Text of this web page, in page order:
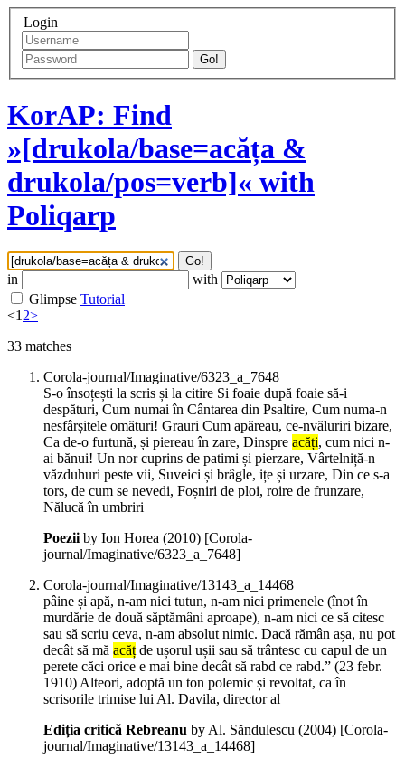
Login
Go!
KorAP: Find
»[drukola/base=acăța &
drukola/pos=verb]« with
Poliqarp
Go!
in
with
Glimpse Tutorial
<12>
33 matches
Corola-journal/Imaginative/6323_a_7648
S-o însoțești la scris și la citire Si foaie după foaie să-i
despături, Cum numai în Cântarea din Psaltire, Cum numa-n
nesfârșitele omături! Grauri Cum apăreau, ce-nvăluriri bizare,
Ca de-o furtună, și piereau în zare, Dinspre acăți, cum nici n-
ai bănui! Un nor cuprins de patimi și pierzare, Vârtelniță-n
văzduhuri peste vii, Suveici și brâgle, ițe și urzare, Din ce s-a
tors, de cum se nevedi, Foșniri de ploi, roire de frunzare,
Nălucă în umbriri
Poeziiby Ion Horea (2010) [Corola-
journal/Imaginative/6323_a_7648]
Corola-journal/Imaginative/13143_a_14468
pâine și apă, n-am nici tutun, n-am nici primenele (înot în
murdărie de două săptămâni aproape), n-am nici ce să citesc
sau să scriu ceva, n-am absolut nimic. Dacă rămân așa, nu pot
decât să mă acățde ușorul ușii sau să trântesc cu capul de un
perete căci orice e mai bine decât să rabd ce rabd.” (23 febr.
1910) Alteori, adoptă un ton polemic și revoltat, ca în
scrisorile trimise lui Al. Davila, director al
Ediția critică Rebreanu by Al. Săndulescu (2004) [Corola-
journal/Imaginative/13143_a_14468]